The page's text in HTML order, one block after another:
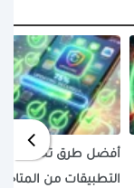
أفضل طرق تحديث
التطبيقات من المتاجر